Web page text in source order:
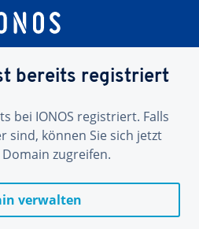
bereits registriert
bei IONOS registriert. Falls
sind, können Sie sich jetzt
zugreifen.
verwalten